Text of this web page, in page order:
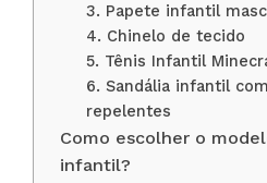
3. Papete infantil
4. Chinelo de tecido
5. Tênis Infantil
6. Sandália infantil
repelentes
Como escolher o
infantil?